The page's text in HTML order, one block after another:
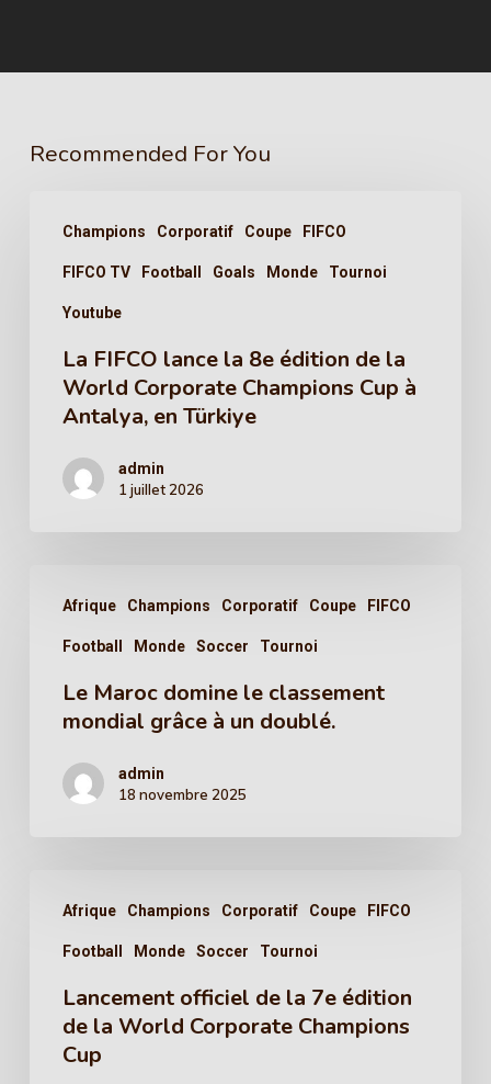
Recommended For You
Champions Corporatif Coupe FIFCO
FIFCO TV Football Goals Monde Tournoi
Youtube
La FIFCO lance la 8e édition de la
World Corporate Champions Cup à
Antalya, en Türkiye
admin
1 juillet 2026
Afrique Champions Corporatif Coupe FIFCO
Football Monde Soccer Tournoi
Le Maroc domine le classement
mondial grâce à un doublé.
admin
18 novembre 2025
Afrique Champions Corporatif Coupe FIFCO
Football Monde Soccer Tournoi
Lancement officiel de la 7e édition
de la World Corporate Champions
Cup